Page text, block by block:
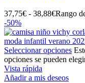
37,75€ - 38,88€Rango
-50%
Seleccionar opciones
opciones se pueden
Vista rápida
Añadir a mis deseos